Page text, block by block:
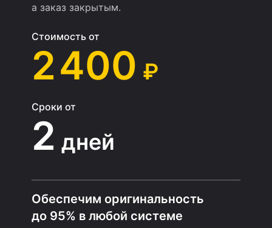
а заказ закрытым.
Стоимость от
2 400 ₽
Сроки от
2 дней
Обеспечим оригинальность
до 95% в любой системе